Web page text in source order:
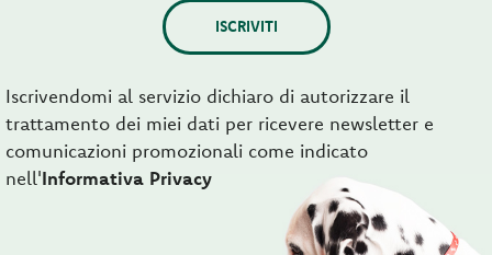
ISCRIVITI
Iscrivendomi al servizio dichiaro di autorizzare il
trattamento dei miei dati per ricevere newsletter e
comunicazioni promozionali come indicato
nell'Informativa Privacy